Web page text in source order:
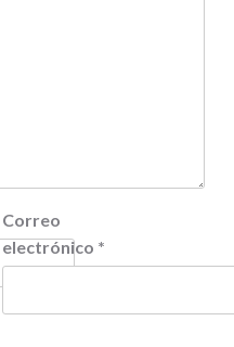
Correo
electrónico *